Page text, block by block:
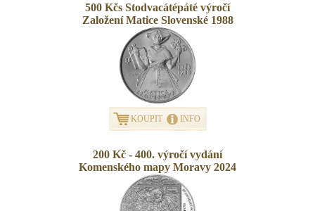
500 Kčs Stodvacátépáté výročí
Založení Matice Slovenské 1988
KOUPIT INFO
200 Kč - 400. výročí vydání
Komenského mapy Moravy 2024